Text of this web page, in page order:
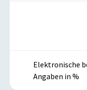
Elektronische
Angaben in %